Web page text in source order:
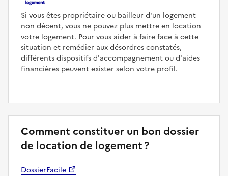
Si vous êtes propriétaire ou bailleur d'un logement
non décent, vous ne pouvez plus mettre en location
votre logement. Pour vous aider à faire face à cette
situation et remédier aux désordres constatés,
différents dispositifs d'accompagnement ou d'aides
financières peuvent exister selon votre profil.
Comment constituer un bon dossier
de location de logement ?
DossierFacile